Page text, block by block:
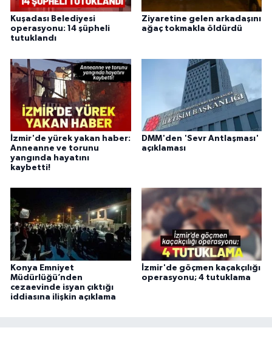
Kuşadası Belediyesi
operasyonu: 14 şüpheli
tutuklandı
Ziyaretine gelen arkadaşını
ağaç tokmakla öldürdü
İzmir'de yürek yakan haber:
Anneanne ve torunu
yangında hayatını
kaybetti!
DMM'den 'Sevr Antlaşması'
açıklaması
Konya Emniyet
Müdürlüğü’nden
cezaevinde isyan çıktığı
iddiasına ilişkin açıklama
İzmir'de göçmen kaçakçılığı
operasyonu; 4 tutuklama